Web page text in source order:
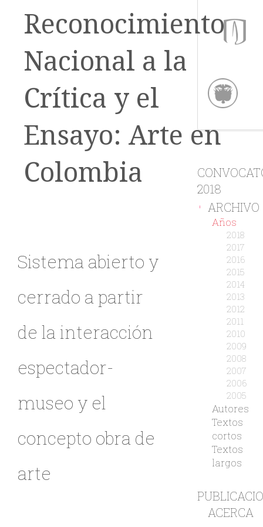
2018
- ARCHIVO
Años
2018
2017
2016
2015
2014
2013
2012
2011
2010
2009
2008
2007
2006
2005
Autores
Textos
cortos
Textos
largos
ACERCA
Reconocimiento
Nacional a la
Crítica y el
Ensayo: Arte en
Colombia
Sistema abierto y
cerrado a partir
de la interacción
espectador-
museo y el
concepto obra de
arte